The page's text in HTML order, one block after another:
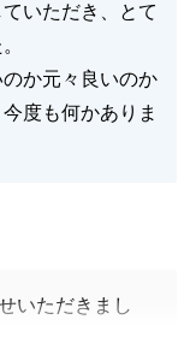
いただき、とて
か元々良いのか
度も何かありま
いただきまし